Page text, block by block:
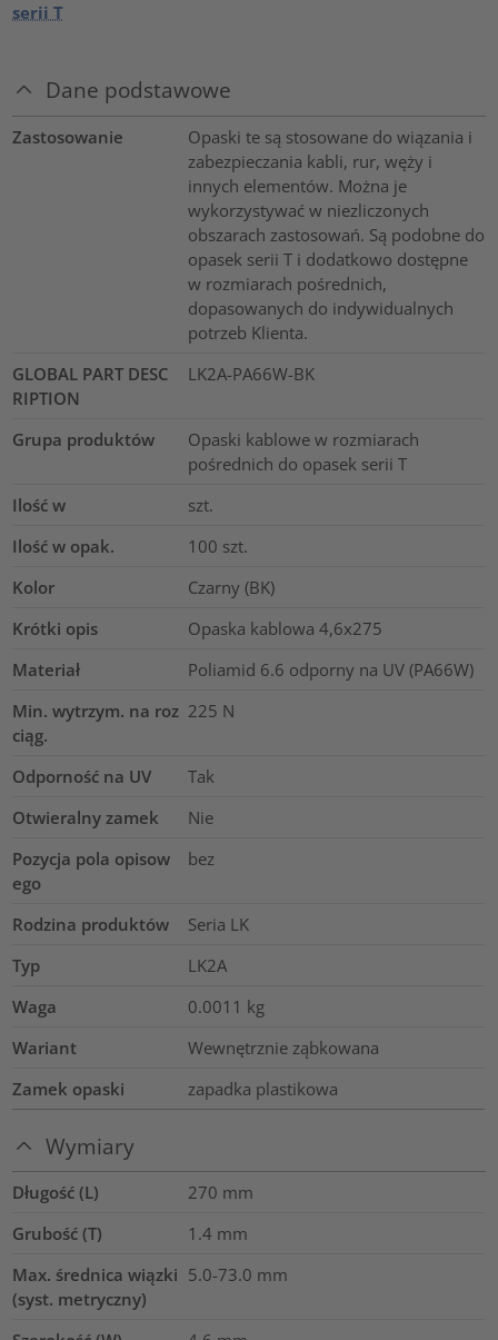
serii T
Dane podstawowe
Zastosowanie
Opaski te są stosowane do wiązania i
zabezpieczania kabli, rur, węży i
innych elementów. Można je
wykorzystywać w niezliczonych
obszarach zastosowań. Są podobne do
opasek serii T i dodatkowo dostępne
w rozmiarach pośrednich,
dopasowanych do indywidualnych
potrzeb Klienta.
GLOBAL PART DESC
RIPTION
LK2A-PA66W-BK
Grupa produktów
Opaski kablowe w rozmiarach
pośrednich do opasek serii T
Ilość w
szt.
Ilość w opak.
100 szt.
Kolor
Czarny (BK)
Krótki opis
Opaska kablowa 4,6x275
Materiał
Poliamid 6.6 odporny na UV (PA66W)
Min. wytrzym. na roz
ciąg.
225 N
Odporność na UV
Tak
Otwieralny zamek
Nie
Pozycja pola opisow
ego
bez
Rodzina produktów
Seria LK
Typ
LK2A
Waga
0.0011 kg
Wariant
Wewnętrznie ząbkowana
Zamek opaski
zapadka plastikowa
Wymiary
Długość (L) 270 mm
Grubość (T)
1.4 mm
Max. średnica wiązki
(syst. metryczny)
5.0-73.0 mm